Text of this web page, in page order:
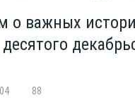
о важных
88